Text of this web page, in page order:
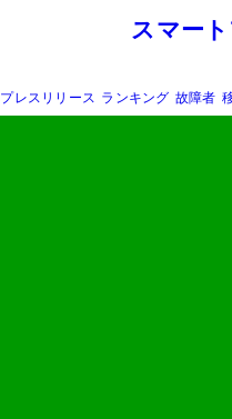
スマー
プレスリリース ランキング 故障者